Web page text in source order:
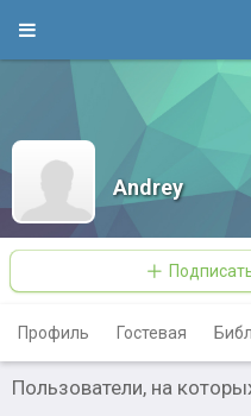
Andrey
Профиль Гостевая
Пользователи, на